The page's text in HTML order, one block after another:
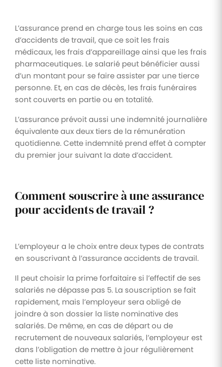
L’assurance prend en charge tous les soins en cas
d’accidents de travail, que ce soit les frais
médicaux, les frais d’appareillage ainsi que les frais
pharmaceutiques. Le salarié peut bénéficier aussi
d’un montant pour se faire assister par une tierce
personne. Et, en cas de décès, les frais funéraires
sont couverts en partie ou en totalité.
L’assurance prévoit aussi une indemnité journalière
équivalente aux deux tiers de la rémunération
quotidienne. Cette indemnité prend effet à compter
du premier jour suivant la date d’accident.
Comment souscrire à une assurance
pour accidents de travail ?
L’employeur a le choix entre deux types de contrats
en souscrivant à l’assurance accidents de travail.
Il peut choisir la prime forfaitaire si l’effectif de ses
salariés ne dépasse pas 5. La souscription se fait
rapidement, mais l’employeur sera obligé de
joindre à son dossier la liste nominative des
salariés. De même, en cas de départ ou de
recrutement de nouveaux salariés, l’employeur est
dans l’obligation de mettre à jour régulièrement
cette liste nominative.